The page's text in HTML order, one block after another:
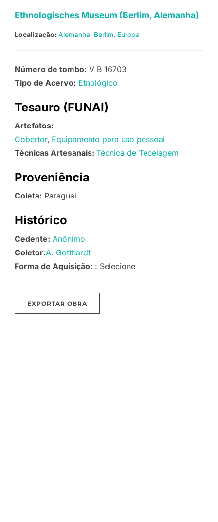
Ethnologisches Museum (Berlim, Alemanha)
Localização: Alemanha Berlim Europa
Número de tombo: V B 16703
Tipo de Acervo: Etnológico
Tesauro (FUNAI)
Artefatos:
Cobertor Equipamento para uso pessoal
Técnicas Artesanais: Técnica de Tecelagem
Proveniência
Coleta: Paraguai
Histórico
Cedente: Anônimo
Coletor:A. Gotthardt
Forma de Aquisição: : Selecione
EXPORTAR OBRA